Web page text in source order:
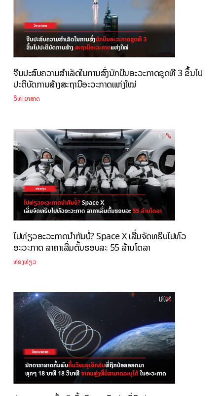
ຈີນປະສົບຄວາມສໍາເລັດໃນການສົ່ງນັກບິນອະວະກາດຊຸດທີ 3 ຂຶ້ນໄປ
ປະຕິບັດການສ້າງສະຖານີອະວະກາດແຫ່ງໃໝ່
ວິທະຍາສາດ
ໄປທ່ຽວອະວະກາດນຳກັນບໍ່? Space X ເລີ່ມຈັດທຣິບໄປທົວ
ອະວະກາດ ລາຄາເລີ່ມຕົ້ນຮອບລະ 55 ລ້ານໂດລາ
ທ່ອງທ່ຽວ